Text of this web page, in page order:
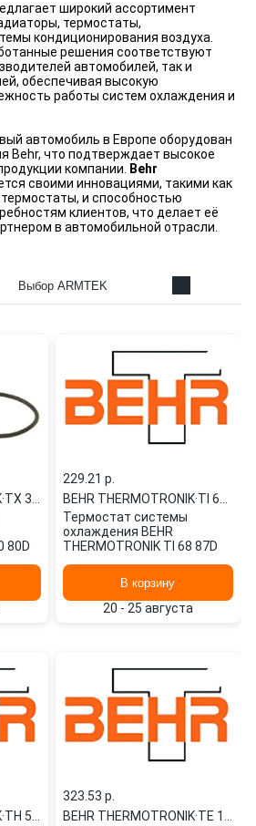
широкий ассортимент
термостаты,
кондиционирования воздуха.
решения соответствуют
автомобилей, так и
обеспечивая высокую
работы систем охлаждения и
автомобиль в Европе оборудован
Behr, что подтверждает высокое
компании.
Behr
своими инновациями, такими как
и способностью
клиентов, что делает её
в автомобильной отрасли.
Выбор ARMTEK
·
80D
229.21 p.
BEHR THERMOTRONIK·
Термостат системы
охлаждения BEHR
THERMOTRONIK TI 68 87D
В корзину
20 - 25 августа
·
323.53 p.
BEHR THERMOTRONIK·